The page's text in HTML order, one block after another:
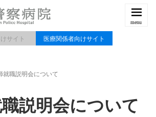
サイト 医療関係者向けサイト
就職説明会について
説明会について